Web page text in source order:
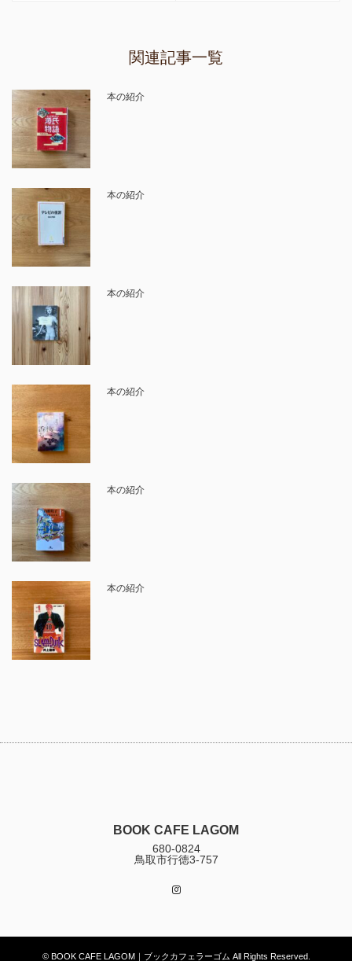
関連記事一覧
本の紹介
本の紹介
本の紹介
本の紹介
本の紹介
本の紹介
BOOK CAFE LAGOM
680-0824
鳥取市行徳3-757
© BOOK CAFE LAGOM｜ブックカフェラーゴム All Rights Reserved.